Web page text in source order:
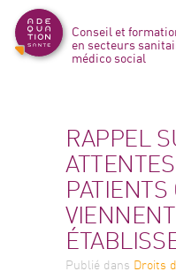
Conseil et
en secteurs
médico social
RAPPEL
Publié dans Droits